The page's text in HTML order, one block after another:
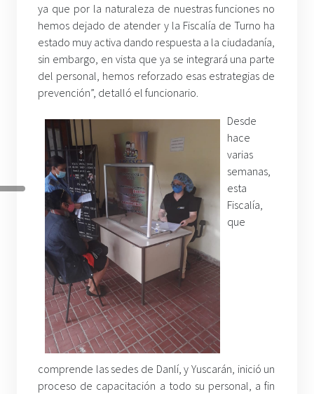
ya que por la naturaleza de nuestras funciones no
hemos dejado de atender y la Fiscalía de Turno ha
estado muy activa dando respuesta a la ciudadanía,
sin embargo, en vista que ya se integrará una parte
del personal, hemos reforzado esas estrategias de
prevención”, detalló el funcionario.
Desde
hace
varias
semanas,
esta
Fiscalía,
que
comprende las sedes de Danlí, y Yuscarán, inició un
proceso de capacitación a todo su personal, a fin